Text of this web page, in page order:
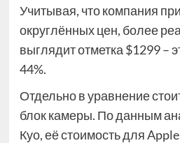
Учитывая, что компания
округлённых цен, более
выглядит отметка $1299 –
44%.
Отдельно в уравнение
блок камеры. По данным
Куо, её стоимость для